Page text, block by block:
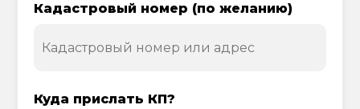
Кадастровый номер (по желанию)
Куда прислать КП?